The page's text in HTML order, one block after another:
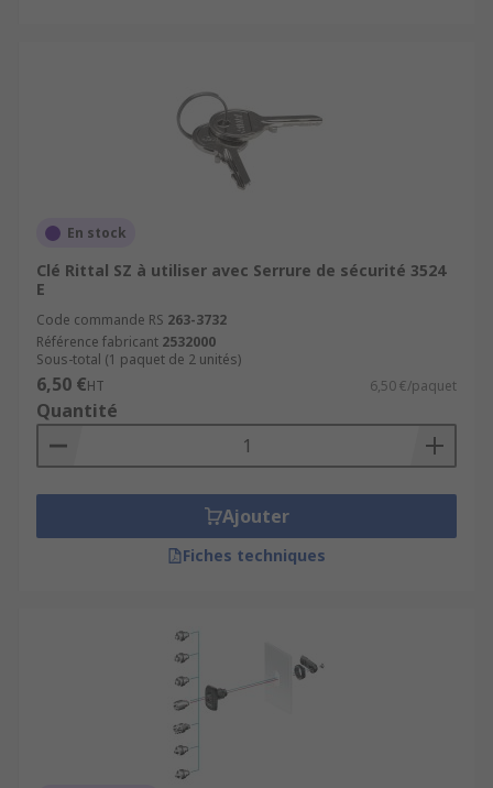
En stock
Clé Rittal SZ à utiliser avec Serrure de sécurité 3524
E
Code commande RS 263-3732
Référence fabricant 2532000
Sous-total (1 paquet de 2 unités)
6,50 €HT 6,50 €/paquet
Quantité
Ajouter
Fiches techniques